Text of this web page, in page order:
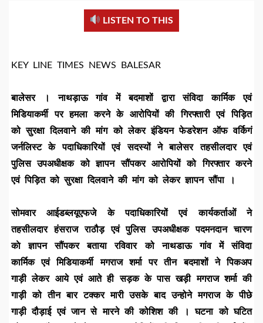
LISTEN TO THIS
KEY LINE TIMES NEWS BALESAR
बालेसर । नाथड़ाऊ गांव में बदमाशों द्वारा संविदा कार्मिक एवं
मिडियाकर्मी पर हमला करने के आरोपियों की गिरफ्तारी एवं पिड़ित
को सुरक्षा दिलवाने की मांग को लेकर इंडियन फेडरेशन ऑफ वर्किगं
जर्नलिस्ट के पदाधिकारियों एवं सदस्यों ने बालेसर तहसीलदार एवं
पुलिस उपअधीक्षक को ज्ञापन सौंपकर आरोपियों को गिरफ्तार करने
एवं पिड़ित को सुरक्षा दिलवाने की मांग को लेकर ज्ञापन सौंपा ।
सोमवार आईडब्लयूएफजे के पदाधिकारियों एवं कार्यकर्ताओं ने
तहसीलदार हंसराज राठौड़ एवं पुलिस उपअधीक्षक पदमनदान चारण
काे ज्ञापन सौंपकर बताया रविवार को नाथडाऊ गांव में संविदा
कार्मिक एवं मिडियाकर्मी मगराज शर्मा पर तीन बदमाशों ने पिकअप
गाड़ी लेकर आये एवं आते ही सड़क के पास खड़ी मगराज शर्मा की
गाड़ी को तीन बार टक्कर मारी उसके बाद उन्होने मगराज के पीछे
गाड़ी दौड़ाई एवं जान से मारने की कोशिश की । घटना को घटित